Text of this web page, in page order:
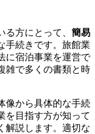
方にとって、 簡易
手続きです。旅館業
に宿泊事業を運営で
雑で多くの書類と時
像から具体的な手続
を目指す方が知って
解説します。適切な